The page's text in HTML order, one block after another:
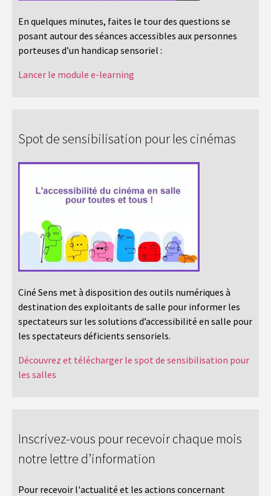
En quelques minutes, faites le tour des questions se
posant autour des séances accessibles aux personnes
porteuses d’un handicap sensoriel :
Lancer le module e-learning
Spot de sensibilisation pour les cinémas
Ciné Sens met à disposition des outils numériques à
destination des exploitants de salle pour informer les
spectateurs sur les solutions d’accessibilité en salle pour
les spectateurs déficients sensoriels.
Découvrez et télécharger le spot de sensibilisation pour
les salles
Inscrivez-vous pour recevoir chaque mois
notre lettre d’information
Pour recevoir l'actualité et les actions concernant